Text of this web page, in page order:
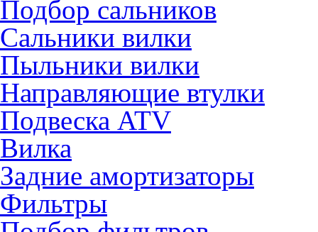
Подбор сальников
Сальники вилки
Пыльники вилки
Направляющие втулки
Подвеска ATV
Вилка
Задние амортизаторы
Фильтры